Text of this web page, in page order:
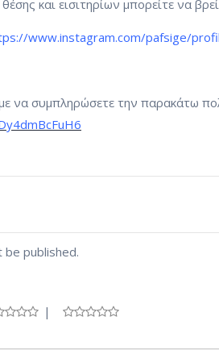
και εισιτηρίων μπορείτε να
www.instagram.com/pafsige/
να συμπληρώσετε την παρακάτω
be published.